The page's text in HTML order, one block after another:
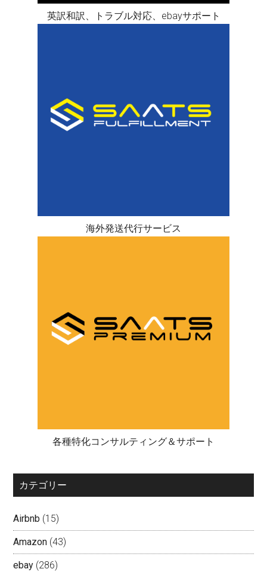
英訳和訳、トラブル対応、ebayサポート
海外発送代行サービス
各種特化コンサルティング＆サポート
カテゴリー
Airbnb (15)
Amazon (43)
ebay (286)